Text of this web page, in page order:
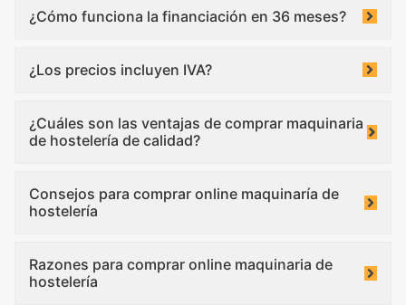
¿Cómo funciona la financiación en 36 meses?
¿Los precios incluyen IVA?
¿Cuáles son las ventajas de comprar maquinaria
de hostelería de calidad?
Consejos para comprar online maquinaría de
hostelería
Razones para comprar online maquinaria de
hostelería